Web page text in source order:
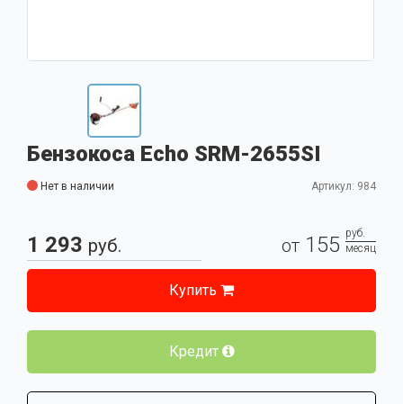
Бензокоса Echo SRM-2655SI
Нет в наличии Артикул: 984
1 293 руб. от 155 руб.
месяц
Купить
Кредит